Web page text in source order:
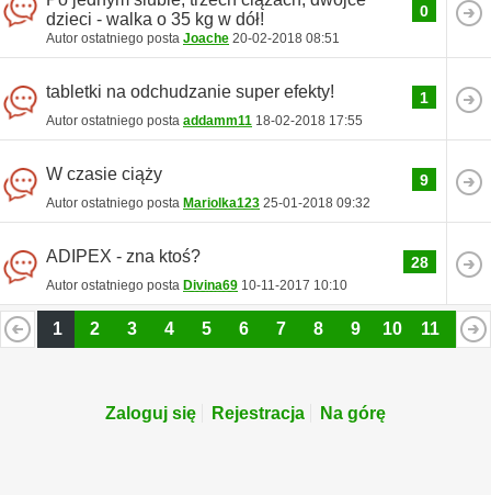
dzieci - walka o 35 kg w dół!
Autor ostatniego posta Joache 20-02-2018 08:51
0
tabletki na odchudzanie super efekty!
Autor ostatniego posta addamm11 18-02-2018 17:55
1
W czasie ciąży
Autor ostatniego posta Mariolka123 25-01-2018 09:32
9
ADIPEX - zna ktoś?
Autor ostatniego posta Divina69 10-11-2017 10:10
28
1 2 3 4 5 6 7 8 9 10 11 12
Zaloguj się Rejestracja Na górę